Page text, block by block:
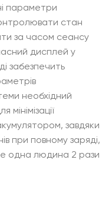
параметри
стан
за часом сеансу
дисплей у
забезпечить
необхідний
завдяки
при повному заряді,
одна людина 2 рази